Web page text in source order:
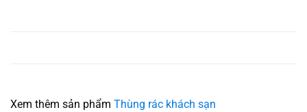
Xem thêm sản phẩm Thùng rác khách sạn